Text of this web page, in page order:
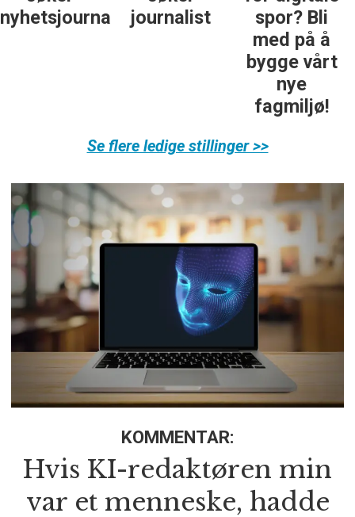
journalist
spor? Bli
Se flere ledige stillinger >>
KOMMENTAR:
Hvis KI-redaktøren min
var et menneske, hadde